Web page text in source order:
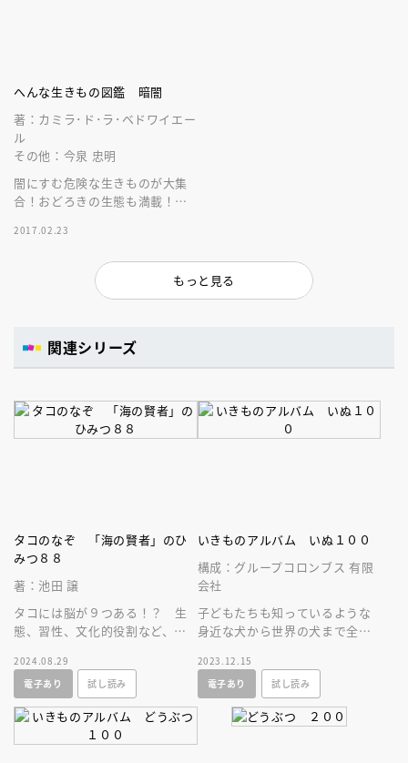
へんな生きもの図鑑 暗闇
著：カミラ･ド･ラ･ベドワイエー
ル
その他：今泉 忠明
闇にすむ危険な生きものが大集
合！おどろきの生態も満載！オ
2017.02.23
もっと見る
関連シリーズ
タコのなぞ 「海の賢者」のひ
みつ８８
著：池田 譲
タコには脳が９つある！？ 生
態、習性、文化的役割など、知
コ博士が８８のＱ＆Ａで徹底解
説！
2024.08.29
電子あり
試し読み
いきものアルバム いぬ１００
構成：グループコロンブス 有限
会社
子どもたちも知っているような
身近な犬から世界の犬まで全１
写真が魅力。はじめての犬ずか
んとして。
2023.12.15
電子あり
試し読み